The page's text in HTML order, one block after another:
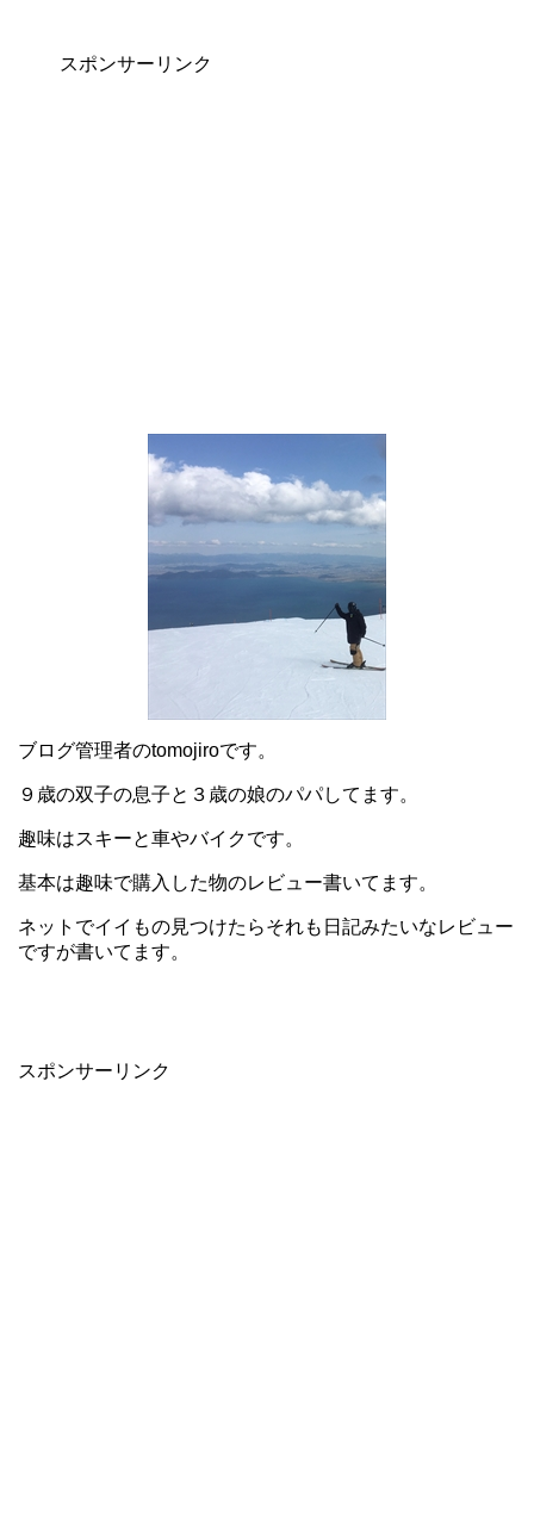
スポンサーリンク
ブログ管理者のtomojiroです。
９歳の双子の息子と３歳の娘のパパしてます。
趣味はスキーと車やバイクです。
基本は趣味で購入した物のレビュー書いてます。
ネットでイイもの見つけたらそれも日記みたいなレビュー
ですが書いてます。
スポンサーリンク